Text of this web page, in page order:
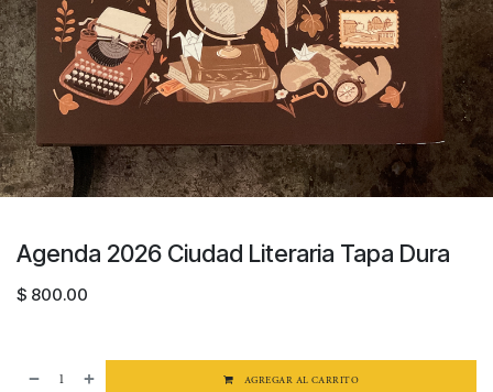
Agenda 2026 Ciudad Literaria Tapa Dura
$ 800.00
AGREGAR AL CARRITO